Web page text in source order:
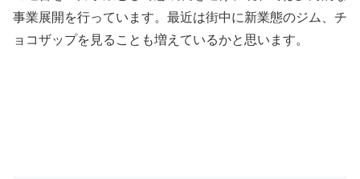
事業展開を行っています。最近は街中に新業態のジム、チ
ョコザップを見ることも増えているかと思います。